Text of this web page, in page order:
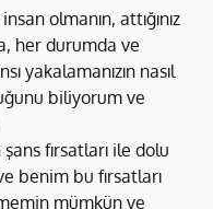
her durumda ve
yakalamanızın nasıl
biliyorum ve
şans fırsatları ile dolu
benim bu fırsatları
mümkün ve